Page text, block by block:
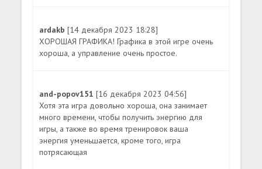
ardakb[14 декабря 2023 18:28]
ХОРОШАЯ ГРАФИКА! Графика в этой игре очень
хороша, а управление очень простое.
and-popov151[16 декабря 2023 04:56]
Хотя эта игра довольно хороша, она занимает
много времени, чтобы получить энергию для
игры, а также во время тренировок ваша
энергия уменьшается, кроме того, игра
потрясающая